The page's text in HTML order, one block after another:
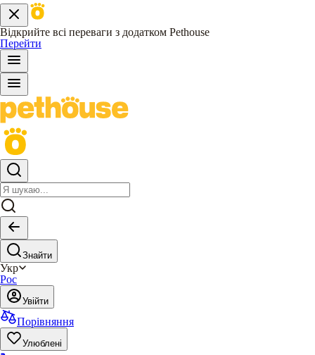
Відкрийте всі переваги з додатком Pethouse
Перейти
Знайти
Укр
Рос
Увійти
Порівняння
Улюблені